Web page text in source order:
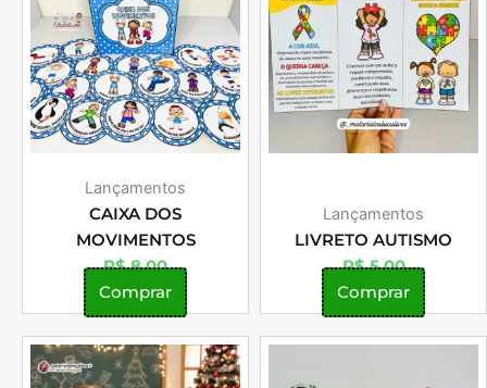
Lançamentos
CAIXA DOS
MOVIMENTOS
R$8,00
Comprar
Lançamentos
LIVRETO AUTISMO
R$5,00
Comprar